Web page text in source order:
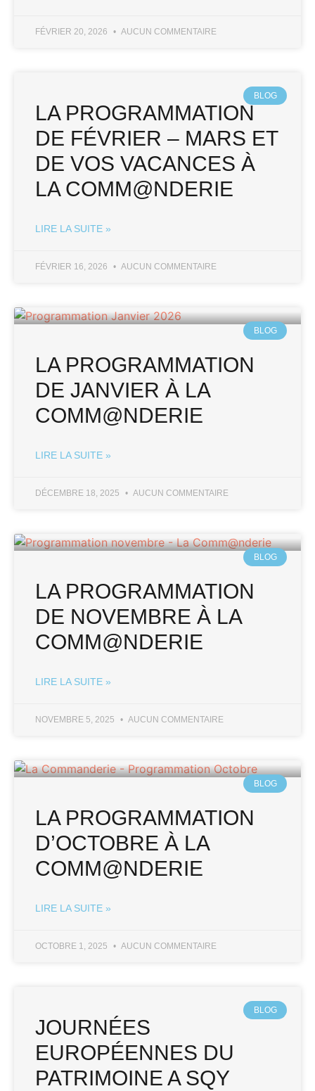
FÉVRIER 20, 2026 AUCUN COMMENTAIRE
BLOG
LA PROGRAMMATION
DE FÉVRIER – MARS ET
DE VOS VACANCES À
LA COMM@NDERIE
LIRE LA SUITE »
FÉVRIER 16, 2026 AUCUN COMMENTAIRE
BLOG
LA PROGRAMMATION
DE JANVIER À LA
COMM@NDERIE
LIRE LA SUITE »
DÉCEMBRE 18, 2025 AUCUN COMMENTAIRE
BLOG
LA PROGRAMMATION
DE NOVEMBRE À LA
COMM@NDERIE
LIRE LA SUITE »
NOVEMBRE 5, 2025 AUCUN COMMENTAIRE
BLOG
LA PROGRAMMATION
D’OCTOBRE À LA
COMM@NDERIE
LIRE LA SUITE »
OCTOBRE 1, 2025 AUCUN COMMENTAIRE
BLOG
JOURNÉES
EUROPÉENNES DU
PATRIMOINE A SQY